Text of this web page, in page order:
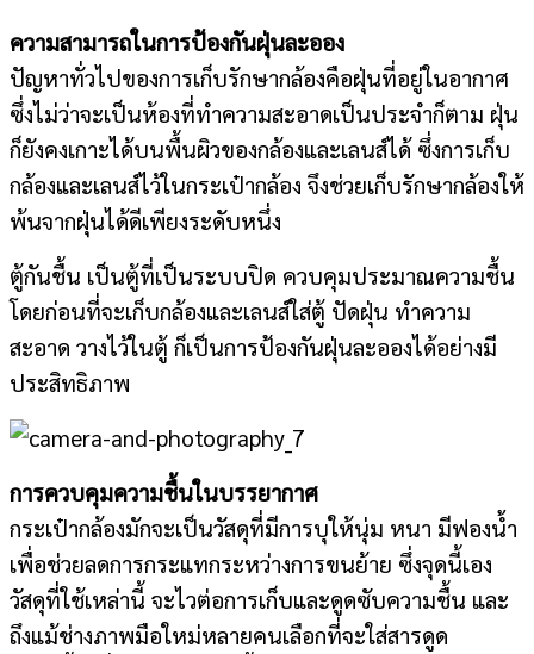
ความสามารถในการป้องกันฝุ่นละออง
ปัญหาทั่วไปของการเก็บรักษากล้องคือฝุ่นที่อยู่ในอากาศ
ซึ่งไม่ว่าจะเป็นห้องที่ทำความสะอาดเป็นประจำก็ตาม ฝุ่น
ก็ยังคงเกาะได้บนพื้นผิวของกล้องและเลนส์ได้ ซึ่งการเก็บ
กล้องและเลนส์ไว้ในกระเป๋ากล้อง จึงช่วยเก็บรักษากล้องให้
พ้นจากฝุ่นได้ดีเพียงระดับหนึ่ง
ตู้กันชื้น เป็นตู้ที่เป็นระบบปิด ควบคุมประมาณความชื้น
โดยก่อนที่จะเก็บกล้องและเลนส์ใส่ตู้ ปัดฝุ่น ทำความ
สะอาด วางไว้ในตู้ ก็เป็นการป้องกันฝุ่นละอองได้อย่างมี
ประสิทธิภาพ
การควบคุมความชื้นในบรรยากาศ
กระเป๋ากล้องมักจะเป็นวัสดุที่มีการบุให้นุ่ม หนา มีฟองน้ำ
เพื่อช่วยลดการกระแทกระหว่างการขนย้าย ซึ่งจุดนี้เอง
วัสดุที่ใช้เหล่านี้ จะไวต่อการเก็บและดูดซับความชื้น และ
ถึงแม้ช่างภาพมือใหม่หลายคนเลือกที่จะใส่สารดูด